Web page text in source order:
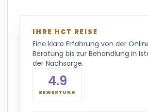
IHRE HCT REISE
Eine klare Erfahrung von der
Beratung bis zur Behandlung in
der Nachsorge.
4.9
BEWERTUNG